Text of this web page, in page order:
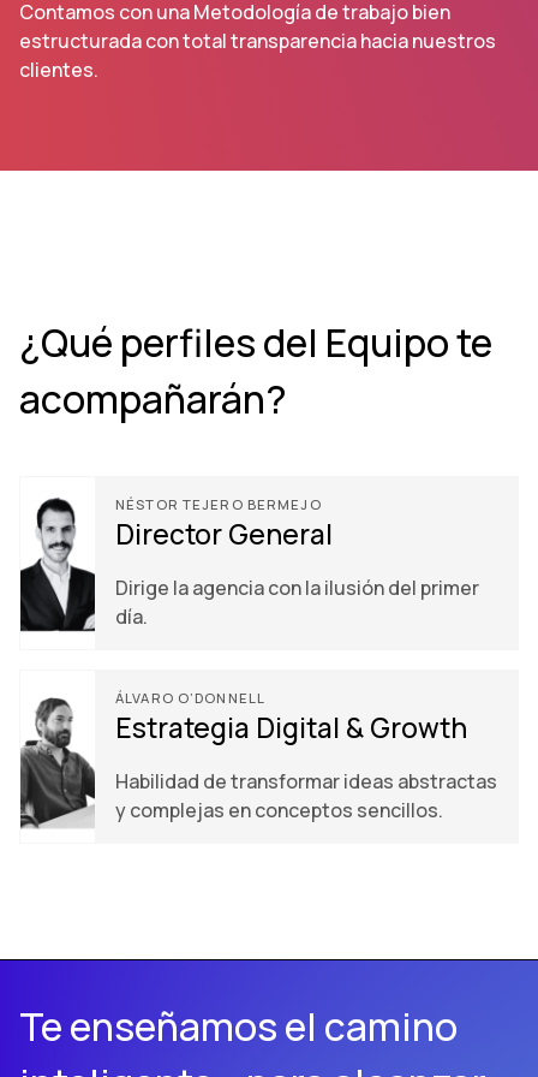
Contamos con una Metodología de trabajo bien
estructurada con total transparencia hacia nuestros
clientes.
¿Qué perfiles del Equipo te
acompañarán?
NÉSTOR TEJERO BERMEJO
Director General
Dirige la agencia con la ilusión del primer
día.
ÁLVARO O’DONNELL
Estrategia Digital & Growth
Habilidad de transformar ideas abstractas
y complejas en conceptos sencillos.
Te enseñamos el camino